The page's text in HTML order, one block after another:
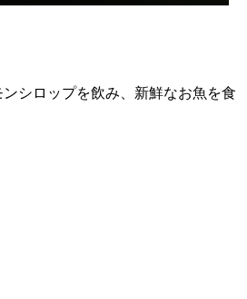
シロップを飲み、新鮮なお魚を食